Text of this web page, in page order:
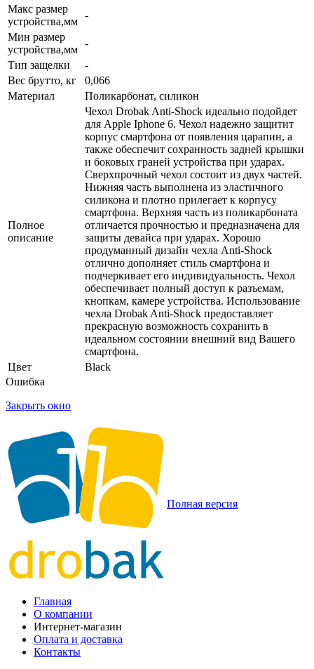
Макс размер
устройства,мм
-
Мин размер
устройства,мм
-
Тип защелки
-
Вес брутто, кг
0,066
Материал
Поликарбонат, силикон
Полное
описание
Чехол Drobak Anti-Shock идеально подойдет
для Apple Iphone 6. Чехол надежно защитит
корпус смартфона от появления царапин, а
также обеспечит сохранность задней крышки
и боковых граней устройства при ударах.
Сверхпрочный чехол состоит из двух частей.
Нижняя часть выполнена из эластичного
силикона и плотно прилегает к корпусу
смартфона. Верхняя часть из поликарбоната
отличается прочностью и предназначена для
защиты девайса при ударах. Хорошо
продуманный дизайн чехла Anti-Shock
отлично дополняет стиль смартфона и
подчеркивает его индивидуальность. Чехол
обеспечивает полный доступ к разъемам,
кнопкам, камере устройства. Использование
чехла Drobak Anti-Shock предоставляет
прекрасную возможность сохранить в
идеальном состоянии внешний вид Вашего
смартфона.
Цвет
Black
Ошибка
Закрыть окно
Полная версия
Главная
О компании
Интернет-магазин
Оплата и доставка
Контакты